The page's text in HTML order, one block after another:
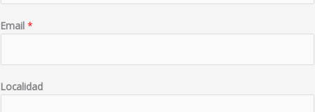
Email *
Localidad